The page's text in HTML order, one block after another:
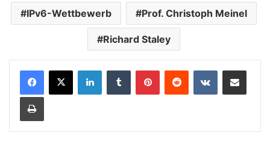
IPv6-Wettbewerb Prof. Christoph Meinel
Richard Staley